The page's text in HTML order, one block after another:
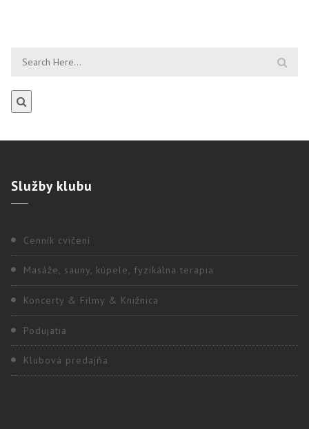
Službyklubu
Cenník cvičení
Masáže, sauny, kúpele, fyzikálna terapia
Koncerty & Filmy & Knižnica
Podujatia
Klubová predajňa